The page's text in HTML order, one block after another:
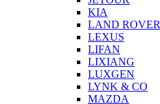
KIA
LAND ROVER
LEXUS
LIFAN
LIXIANG
LUXGEN
LYNK & CO
MAZDA